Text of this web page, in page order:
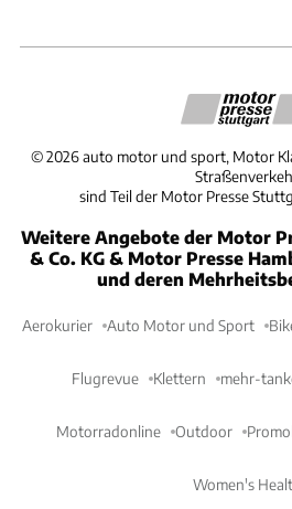
©2026 auto motor und sport, Motor
sind Teil der Motor Presse
Weitere Angebote der Motor
& Co. KG & Motor Presse
und deren
Aerokurier Auto Motor und Sport
Flugrevue Klettern mehr-
Motorradonline Outdoor
Women's